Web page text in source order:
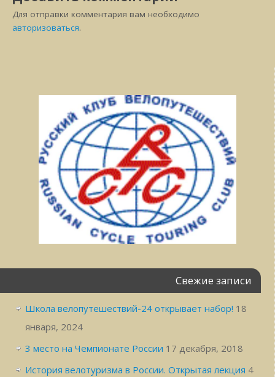
Для отправки комментария вам необходимо
авторизоваться.
Свежие записи
Школа велопутешествий-24 открывает набор! 18
января, 2024
3 место на Чемпионате России 17 декабря, 2018
История велотуризма в России. Открытая лекция 4